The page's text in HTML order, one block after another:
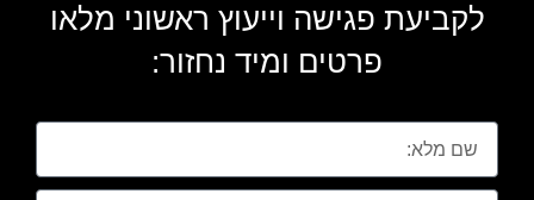
לקביעת פגישה וייעוץ ראשוני מלאו
פרטים ומיד נחזור: